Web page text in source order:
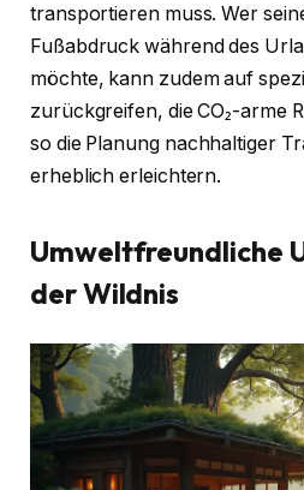
transportieren muss. Wer
Fußabdruck während des
möchte, kann zudem auf
zurückgreifen, die CO₂-arme
so die Planung nachhaltiger
erheblich erleichtern.
Umweltfreundliche
der Wildnis